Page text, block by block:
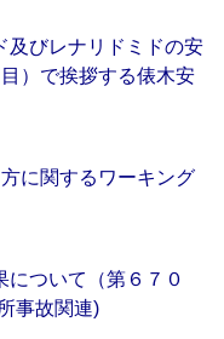
及びレナリドミドの安
）で挨拶する俵木安
に関するワーキング
について（第６７０
事故関連)